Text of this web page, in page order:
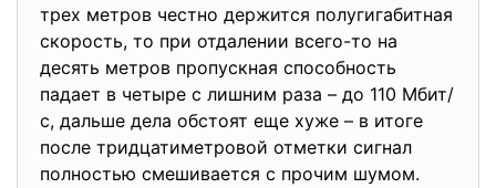
трех метров честно держится полугигабитная
скорость, то при отдалении всего-то на
десять метров пропускная способность
падает в четыре с лишним раза – до 110 Мбит/
с, дальше дела обстоят еще хуже – в итоге
после тридцатиметровой отметки сигнал
полностью смешивается с прочим шумом.